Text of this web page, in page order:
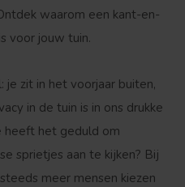
waarom een kant-en-
voor jouw tuin.
zit in het voorjaar buiten,
in de tuin is in ons drukke
heeft het geduld om
sprietjes aan te kijken? Bij
meer mensen kiezen